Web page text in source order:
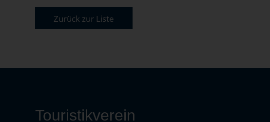
Zurück zur Liste
Touristikverein